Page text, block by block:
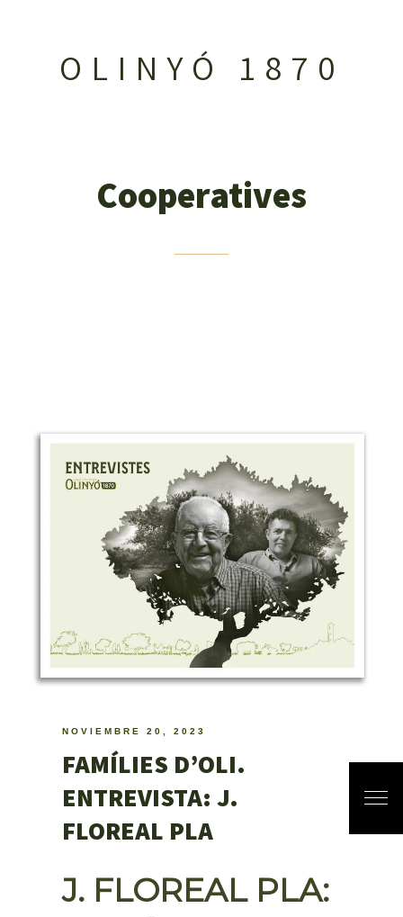
OLINYÓ 1870
Cooperatives
NOVIEMBRE 20, 2023
FAMÍLIES D’OLI.
ENTREVISTA: J.
FLOREAL PLA
J. FLOREAL PLA: